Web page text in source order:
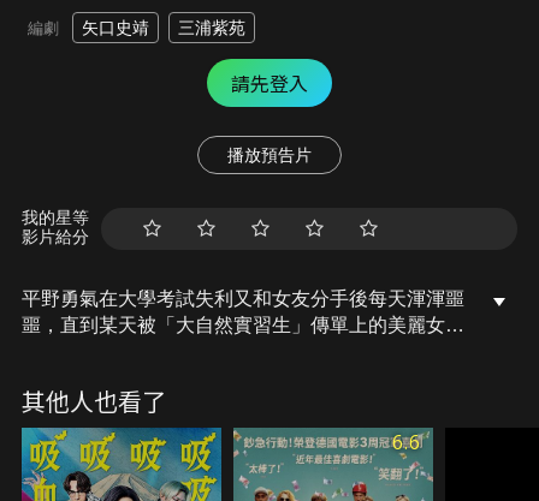
編劇 矢口史靖 三浦紫苑
請先登入
播放預告片
我的星等
影片給分
平野勇氣在大學考試失利又和女友分手後每天渾渾噩
噩，直到某天被「大自然實習生」傳單上的美麗女孩
如何逃離這個沒有網路的不毛之地，卻慢慢在靜謐的
山林和村民獨特的人生哲學中，對生活有了不同的看
法…
其他人也看了
6.6